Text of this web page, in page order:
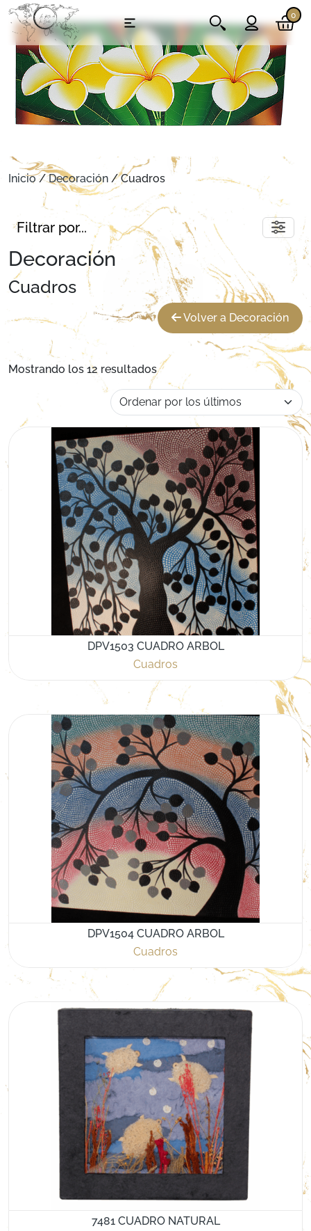
0
Inicio/Decoración / Cuadros
Filtrar por...
Decoración
Cuadros
Volver a Decoración
Mostrando los 12 resultadosOrdenado por los últimos
DPV1503 CUADRO ARBOL
Cuadros
DPV1504 CUADRO ARBOL
Cuadros
7481 CUADRO NATURAL